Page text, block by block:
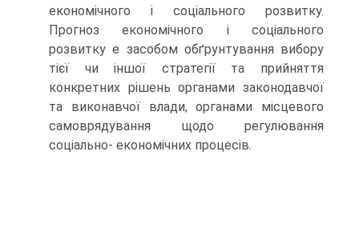
економічного і соціального розвитку.
Прогноз економічного і соціального
розвитку е засобом обґрунтування вибору
тієї чи іншої стратегії та прийняття
конкретних рішень органами законодавчої
та виконавчої влади, органами місцевого
самоврядування щодо регулювання
соціально- економічних процесів.